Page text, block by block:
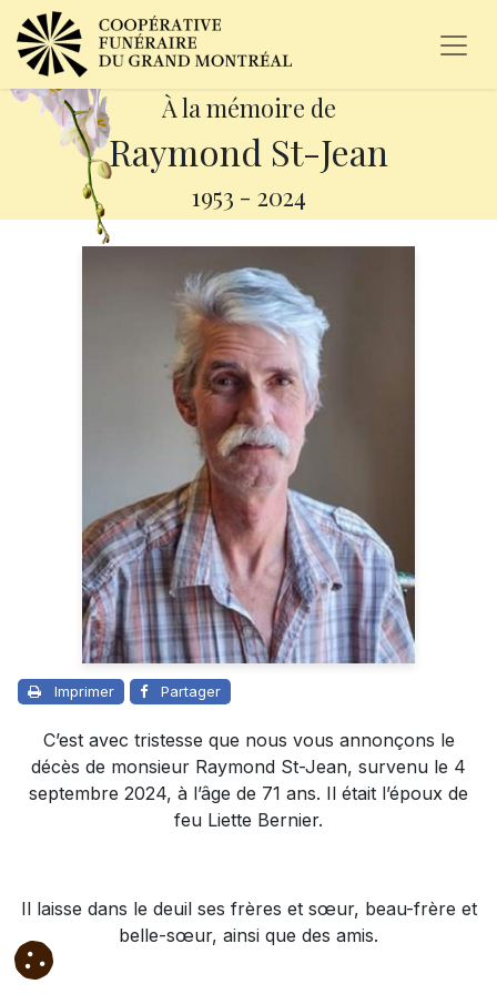
À la mémoire de
Raymond St-Jean
1953 - 2024
Imprimer Partager
C’est avec tristesse que nous vous annonçons le
décès de monsieur Raymond St-Jean, survenu le 4
septembre 2024, à l’âge de 71 ans. Il était l’époux de
feu Liette Bernier.
Il laisse dans le deuil ses frères et sœur, beau-frère et
belle-sœur, ainsi que des amis.